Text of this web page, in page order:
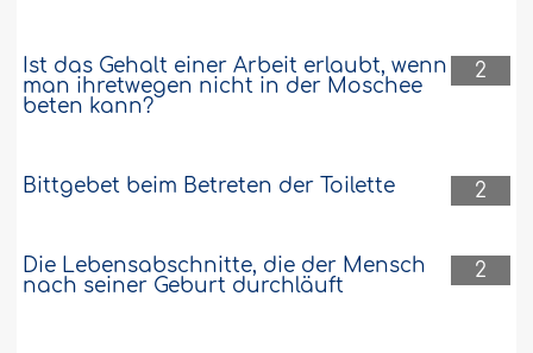
2
Ist das Gehalt einer Arbeit erlaubt, wenn
man ihretwegen nicht in der Moschee
beten kann?
2
Bittgebet beim Betreten der Toilette
2
Die Lebensabschnitte, die der Mensch
nach seiner Geburt durchläuft